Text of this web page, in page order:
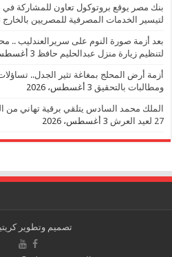
بنك مصر يوقع بروتوكول تعاون للمشاركة
لتيسير الخدمات المصرفية للمصريين بالخارج
بعد أزمة صورة النوم على سريرالعندليب ..
لتنظيم زيارة منزل عبدالحليم حافظ 3 أغسطس، 2026
أزمة أرض المحلج بمغاغة تثير الجدل..
ومطالبات بالتحقيق 3 أغسطس، 2026
الملك محمد السادس يتلقي برقية تهاني من
27 لعيد العرش
3 أغسطس، 2026
تصميم وتطوير